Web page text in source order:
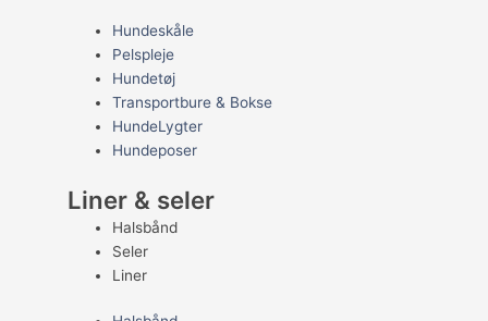
Hundeskåle
Pelspleje
Hundetøj
Transportbure & Bokse
HundeLygter
Hundeposer
Liner & seler
Halsbånd
Seler
Liner